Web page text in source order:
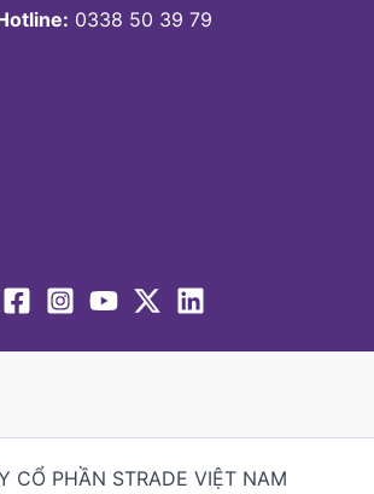
0338 50 39 79
CỔ PHẦN STRADE VIỆT NAM